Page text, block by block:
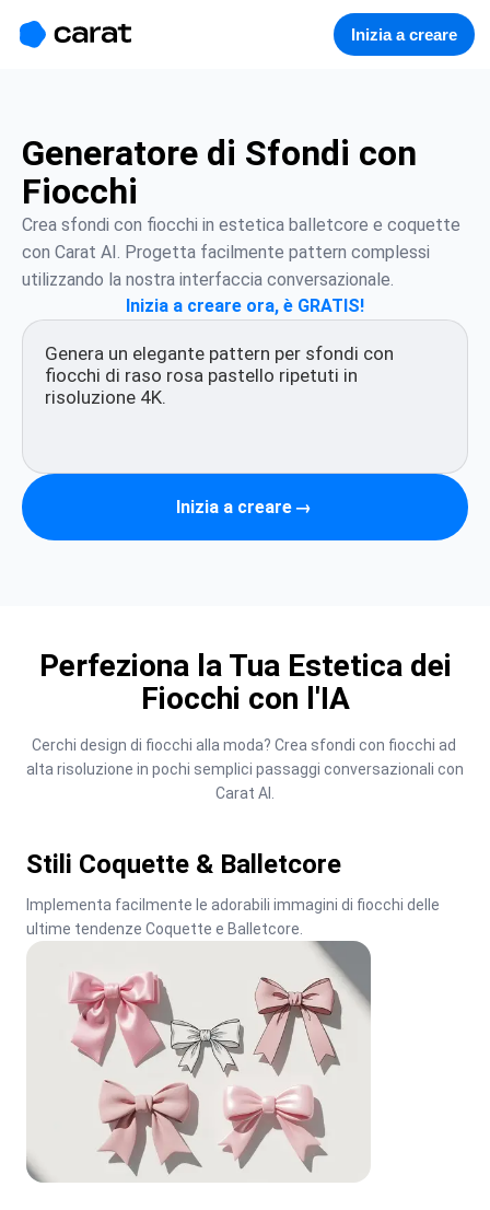
Inizia a creare
Generatore di Sfondi con
Fiocchi
Crea sfondi con fiocchi in estetica balletcore e coquette
con Carat AI. Progetta facilmente pattern complessi
utilizzando la nostra interfaccia conversazionale.
Inizia a creare ora, è GRATIS!
Inizia a creare →
Perfeziona la Tua Estetica dei
Fiocchi con l'IA
Cerchi design di fiocchi alla moda? Crea sfondi con fiocchi ad
alta risoluzione in pochi semplici passaggi conversazionali con
Carat AI.
Stili Coquette & Balletcore
Implementa facilmente le adorabili immagini di fiocchi delle
ultime tendenze Coquette e Balletcore.